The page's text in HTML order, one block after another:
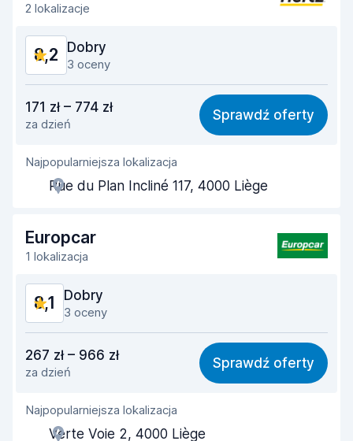
Czystość samochodu
Stan samochodu
2 lokalizacje
8,2 Dobry
3 oceny
8,0
Łatwość znalezienia 8,3
Pomocność przedstawiciela
Szybkość odbioru
Szybkość zwrotu 8,3
Czystość samochodu
Stan samochodu
171 zł – 774 zł
za dzień
Sprawdź oferty
Najpopularniejsza lokalizacja
Rue du Plan Incliné 117, 4000 Liège
Europcar
1 lokalizacja
8,1 Dobry
3 oceny
7,6
Łatwość znalezienia 8,2
Pomocność przedstawiciela
267 zł – 966 zł
za dzień
Sprawdź oferty
Najpopularniejsza lokalizacja
Verte Voie 2, 4000 Liège